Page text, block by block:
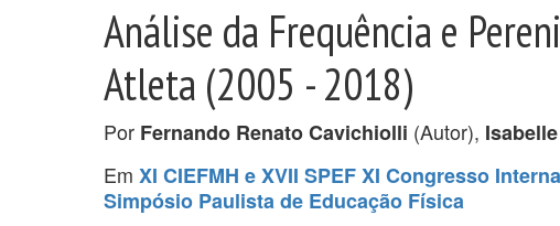
Análise da Frequência e
Atleta (2005 - 2018)
Por Fernando Renato Cavichiolli (Autor),
Em XI CIEFMH e XVII SPEF XI Congresso
Simpósio Paulista de Educação Física